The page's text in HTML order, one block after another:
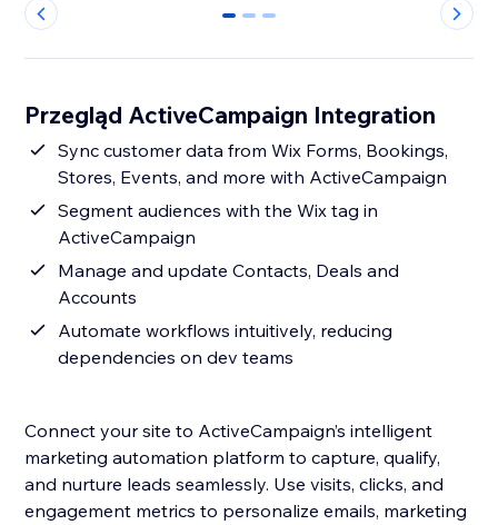
0 1 2
Przegląd ActiveCampaign Integration
Sync customer data from Wix Forms, Bookings,
Stores, Events, and more with ActiveCampaign
Segment audiences with the Wix tag in
ActiveCampaign
Manage and update Contacts, Deals and
Accounts
Automate workflows intuitively, reducing
dependencies on dev teams
Connect your site to ActiveCampaign’s intelligent
marketing automation platform to capture, qualify,
and nurture leads seamlessly. Use visits, clicks, and
engagement metrics to personalize emails, marketing